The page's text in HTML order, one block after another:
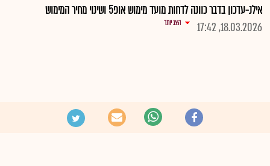
אילנ-עדכון בדבר כוונה לדחות מועד מימוש אופ5 ושינוי מחיר המימוש
18.03.2026, 17:42
הצג יותר